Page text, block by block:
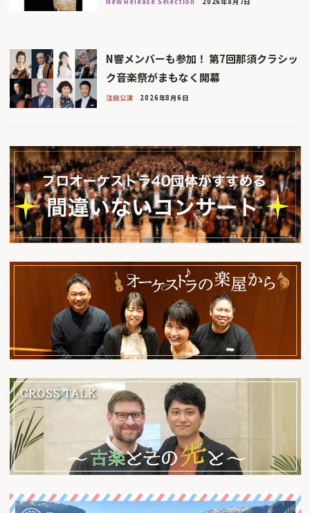
N響メンバーも参加！ 第7回那須クラシッ
ク音楽祭がまもなく開幕
注目公演 2026年8月6日